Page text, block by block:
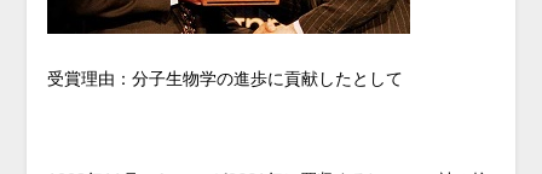
受賞理由：分子生物学の進歩に貢献したとして